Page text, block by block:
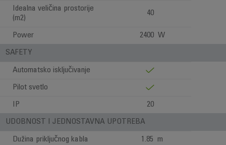
Idealna veličina prostorije
(m2)
40
Power 2400 W
SAFETY
Automatsko isključivanje
Pilot svetlo
IP 20
UDOBNOST I JEDNOSTAVNA UPOTREBA
Dužina priključnog kabla 1.85 m